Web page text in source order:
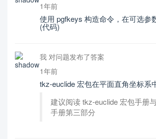
1年前
使用 pgfkeys 构造命令，在可选参
(代码)
我 对问题发布了答案
1年前
tkz-euclide 宏包在平面直角坐标系
建议阅读 tkz-euclide 宏包手册
手册第三部分